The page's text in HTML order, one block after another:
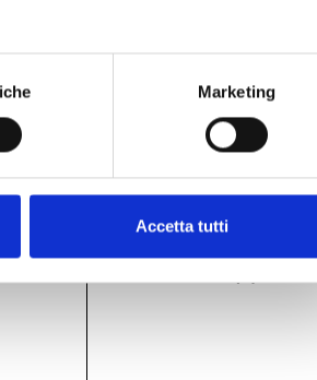
Marketing
Accetta tutti
GDW 2024 (12)
GDW 2025 (21)
GDW 2026 (11)